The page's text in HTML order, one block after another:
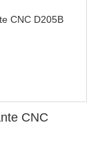
CNC